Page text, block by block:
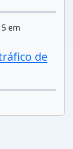
em
de